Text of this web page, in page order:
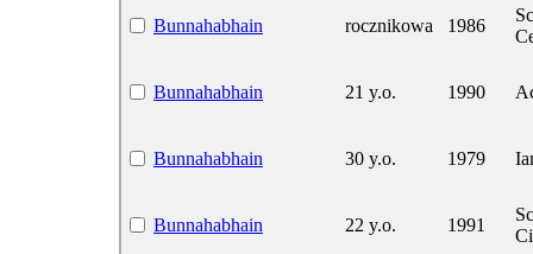
Bunnahabhain rocznikowa 1986
Bunnahabhain 21 y.o. 1990
Bunnahabhain 30 y.o. 1979
Bunnahabhain 22 y.o. 1991